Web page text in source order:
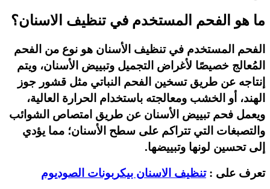
ما هو الفحم المستخدم في تنظيف الاسنان؟
الفحم المستخدم في تنظيف الأسنان هو نوع من الفحم
المُعالج خصيصًا لأغراض التجميل وتبييض الأسنان، ويتم
إنتاجه عن طريق تسخين الفحم النباتي مثل قشور جوز
الهند، أو الخشب ومعالجته باستخدام الحرارة العالية،
ويعمل فحم تبييض الأسنان عن طريق امتصاص الشوائب
والتصبغات التي تتراكم على سطح الأسنان؛ مما يؤدي
إلى تحسين لونها وتبييضها.
تعرف على :تنظيف الاسنان بيكربونات الصوديوم